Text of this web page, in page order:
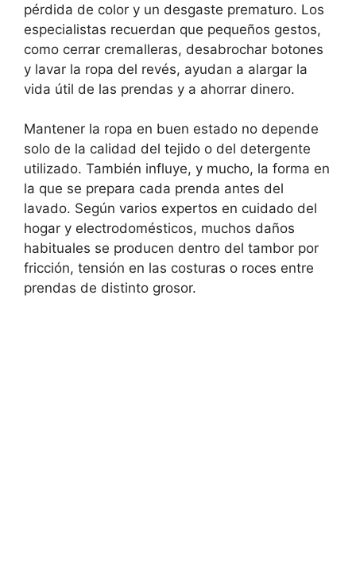
pérdida de color y un desgaste prematuro. Los
especialistas recuerdan que pequeños gestos,
como cerrar cremalleras, desabrochar botones
y lavar la ropa del revés, ayudan a alargar la
vida útil de las prendas y a ahorrar dinero.
Mantener la ropa en buen estado no depende
solo de la calidad del tejido o del detergente
utilizado. También influye, y mucho, la forma en
la que se prepara cada prenda antes del
lavado. Según varios expertos en cuidado del
hogar y electrodomésticos, muchos daños
habituales se producen dentro del tambor por
fricción, tensión en las costuras o roces entre
prendas de distinto grosor.